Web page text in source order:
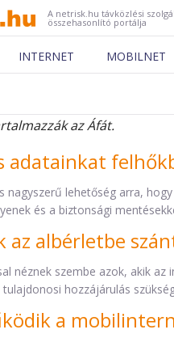
A netrisk.hu távközlési
összehasonlító portálja
INTERNET MOBILNET
az Áfát.
adatainkat
nagyszerű lehetőség arra,
és a biztonsági
az albérletbe
néznek szembe azok, akik
hozzájárulás
a